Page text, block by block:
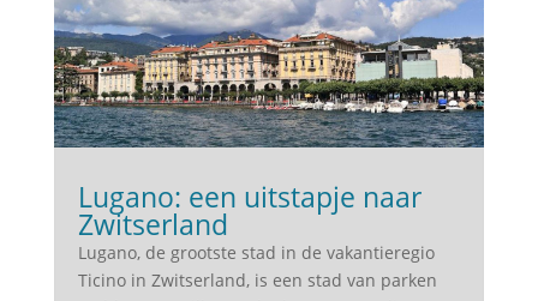
Lugano: een uitstapje naar
Zwitserland
Lugano, de grootste stad in de vakantieregio
Ticino in Zwitserland, is een stad van parken